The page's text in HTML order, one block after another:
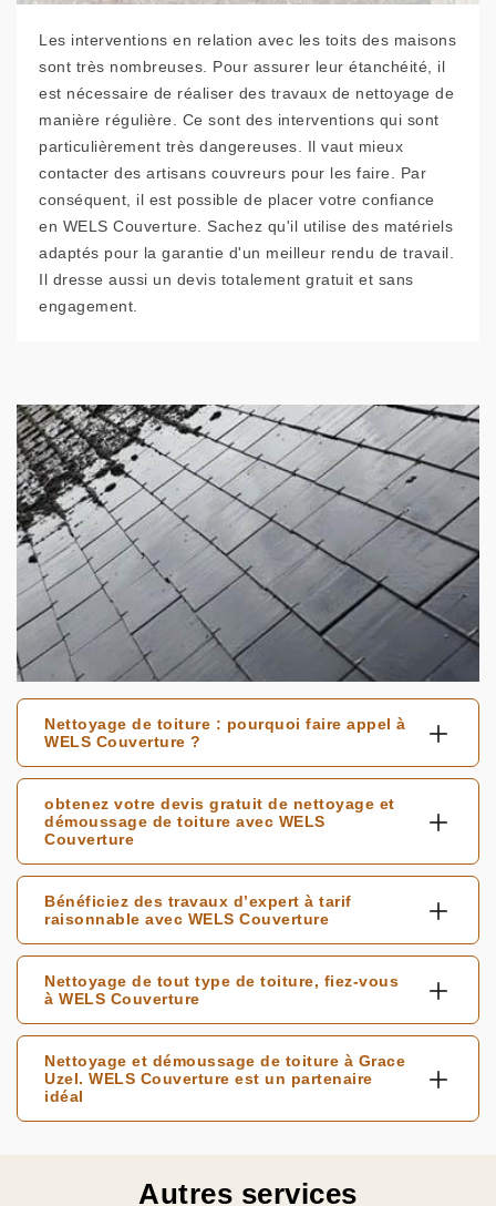
Les interventions en relation avec les toits des maisons
sont très nombreuses. Pour assurer leur étanchéité, il
est nécessaire de réaliser des travaux de nettoyage de
manière régulière. Ce sont des interventions qui sont
particulièrement très dangereuses. Il vaut mieux
contacter des artisans couvreurs pour les faire. Par
conséquent, il est possible de placer votre confiance
en WELS Couverture. Sachez qu'il utilise des matériels
adaptés pour la garantie d'un meilleur rendu de travail.
Il dresse aussi un devis totalement gratuit et sans
engagement.
Nettoyage de toiture : pourquoi faire appel à
WELS Couverture ?
obtenez votre devis gratuit de nettoyage et
démoussage de toiture avec WELS
Couverture
Bénéficiez des travaux d’expert à tarif
raisonnable avec WELS Couverture
Nettoyage de tout type de toiture, fiez-vous
à WELS Couverture
Nettoyage et démoussage de toiture à Grace
Uzel. WELS Couverture est un partenaire
idéal
Autres services